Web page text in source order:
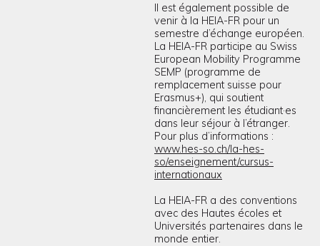
Il est également possible de
venir à la HEIA-FR pour un
semestre d’échange européen.
La HEIA-FR participe au Swiss
European Mobility Programme
SEMP (programme de
remplacement suisse pour
Erasmus+), qui soutient
financièrement les étudiant·es
dans leur séjour à l’étranger.
Pour plus d’informations :
www.hes-so.ch/la-hes-
so/enseignement/cursus-
internationaux
La HEIA-FR a des conventions
avec des Hautes écoles et
Universités partenaires dans le
monde entier.